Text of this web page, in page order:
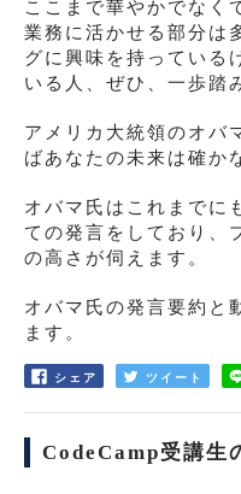
ここまで華やかでなく
業務に活かせる部分は
グに興味を持っている
いる人、ぜひ、一歩踏
アメリカ大統領のオバ
ばあなたの未来は確か
オバマ氏はこれまでに
ての発言をしており、
の高さが伺えます。
オバマ氏の発言要約と
ます。
シェア ツイート
CodeCamp受講生